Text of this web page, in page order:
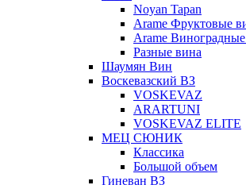
Noyan Tapan
Arame Фруктовые
Arame
Разные вина
Шаумян Вин
Воскевазский ВЗ
VOSKEVAZ
ARARTUNI
VOSKEVAZ ELITE
МЕЦ СЮНИК
Классика
Большой объем
Гиневан ВЗ